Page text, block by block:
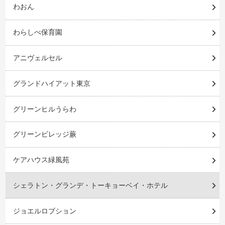
わおん
わらしべ保育園
アニヴェルセル
グランドハイアット東京
グリーンヒルうらわ
グリーンビレッジ蕨
ケアハウス緑風苑
シェラトン・グランデ・トーキョーベイ・ホテル
ジョエルロブション